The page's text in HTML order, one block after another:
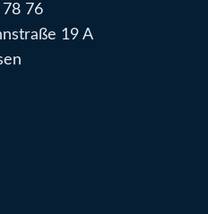
76
19 A